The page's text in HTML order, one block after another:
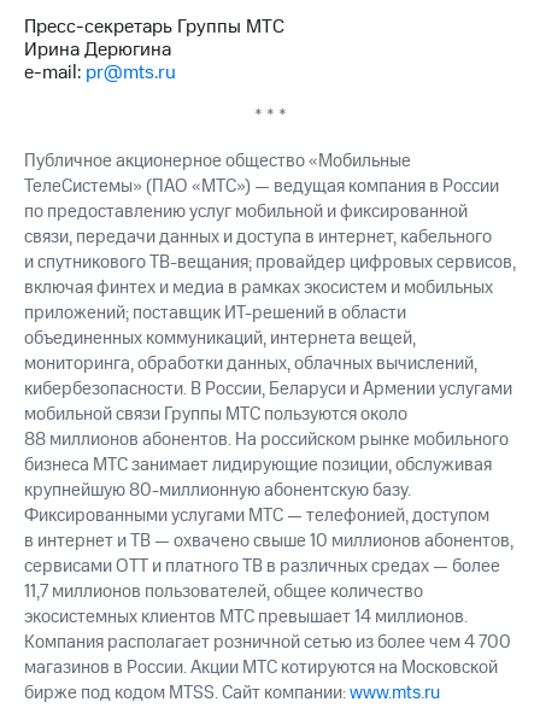
Пресс-секретарь Группы МТС
Ирина Дерюгина
e-mail: pr@mts.ru
* * *
Публичное акционерное общество «Мобильные
ТелеСистемы» (ПАО «МТС») — ведущая компания в России
по предоставлению услуг мобильной и фиксированной
связи, передачи данных и доступа в интернет, кабельного
и спутникового ТВ-вещания; провайдер цифровых сервисов,
включая финтех и медиа в рамках экосистем и мобильных
приложений; поставщик ИТ-решений в области
объединенных коммуникаций, интернета вещей,
мониторинга, обработки данных, облачных вычислений,
кибербезопасности. В России, Беларуси и Армении услугами
мобильной связи Группы МТС пользуются около
88 миллионов абонентов. На российском рынке мобильного
бизнеса МТС занимает лидирующие позиции, обслуживая
крупнейшую 80-миллионную абонентскую базу.
Фиксированными услугами МТС — телефонией, доступом
в интернет и ТВ — охвачено свыше 10 миллионов абонентов,
сервисами OTT и платного ТВ в различных средах — более
11,7 миллионов пользователей, общее количество
экосистемных клиентов МТС превышает 14 миллионов.
Компания располагает розничной сетью из более чем 4 700
магазинов в России. Акции МТС котируются на Московской
бирже под кодом MTSS. Сайт компании:www.mts.ru